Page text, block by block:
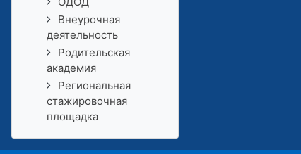
Внеурочная
деятельность
Родительская
академия
Региональная
стажировочная
площадка